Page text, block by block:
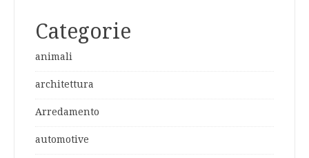
Categorie
animali
architettura
Arredamento
automotive